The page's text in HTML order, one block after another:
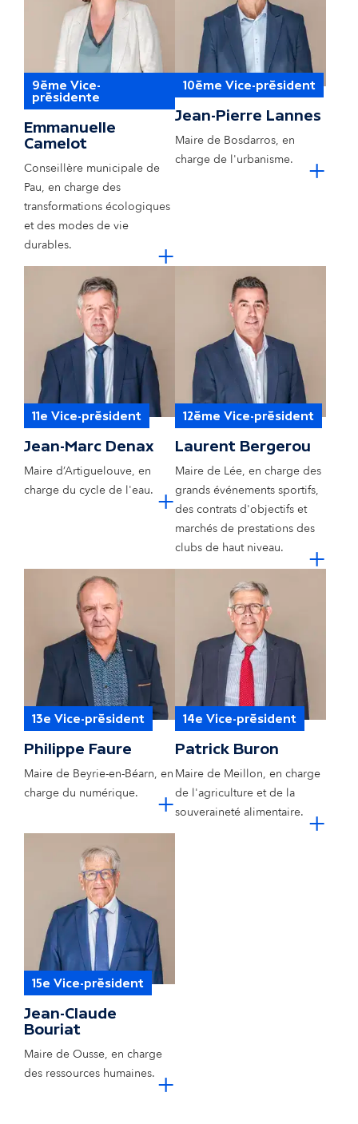
9ème Vice-
présidente
Emmanuelle
Camelot
Conseillère municipale de
Pau, en charge des
transformations écologiques
et des modes de vie
durables.
+cliquer pour
10ème Vice-président
Jean-Pierre Lannes
Maire de Bosdarros, en
charge de l'urbanisme.
+
11e Vice-président
Jean-Marc Denax
Maire d’Artiguelouve, en
charge du cycle de l'eau. +cliquer pour
12ème Vice-président
Laurent Bergerou
Maire de Lée, en charge des
grands événements sportifs,
des contrats d'objectifs et
marchés de prestations des
clubs de haut niveau.
+
13e Vice-président
Philippe Faure
Maire de Beyrie-en-Béarn, en
charge du numérique.
+cliquer pour
14e Vice-président
Patrick Buron
Maire de Meillon, en charge
de l'agriculture et de la
souveraineté alimentaire. +
15e Vice-président
Jean-Claude
Bouriat
Maire de Ousse, en charge
des ressources humaines. +